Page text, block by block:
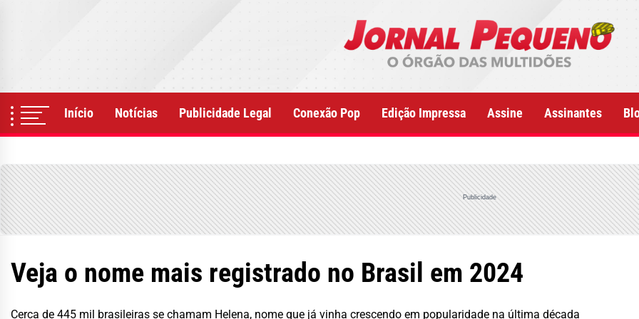
Início Notícias Publicidade Legal Conexão Pop Edição Impressa Assine Assinantes
Publicidade
Veja o nome mais registrado no Brasil em 2024
Cerca de 445 mil brasileiras se chamam Helena, nome que já vinha crescendo em popularidade na última década